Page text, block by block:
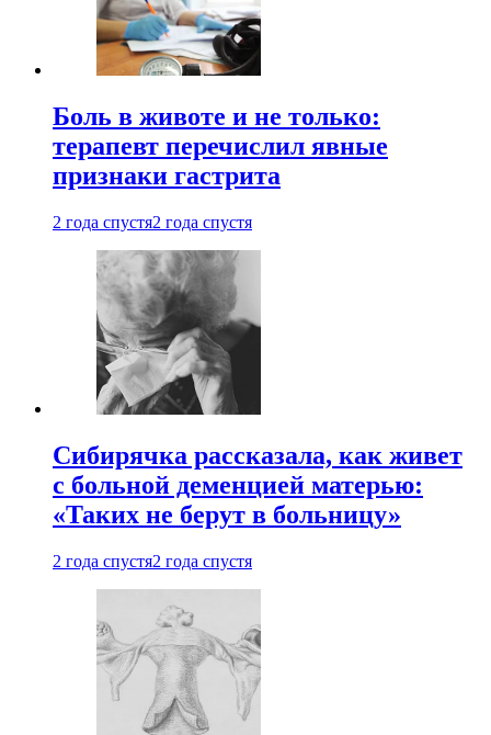
Боль в животе и не только:
терапевт перечислил явные
признаки гастрита
2 года спустя2 года спустя
Сибирячка рассказала, как живет
с больной деменцией матерью:
«Таких не берут в больницу»
2 года спустя2 года спустя